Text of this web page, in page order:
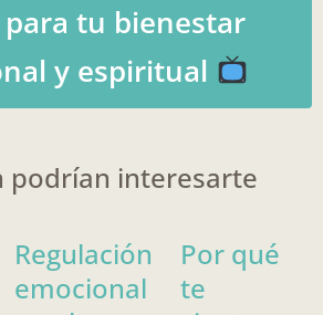
para tu bienestar
y espiritual
podrían interesarte
Regulación
emocional
Por qué
te